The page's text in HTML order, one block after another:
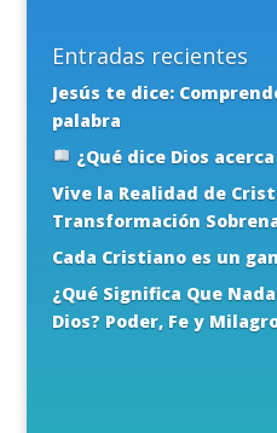
Entradas recientes
Jesús te dice:
palabra
¿Qué dice Dios
Vive la Realidad de
Transformación
Cada Cristiano es un
¿Qué Significa Que
Dios? Poder, Fe y